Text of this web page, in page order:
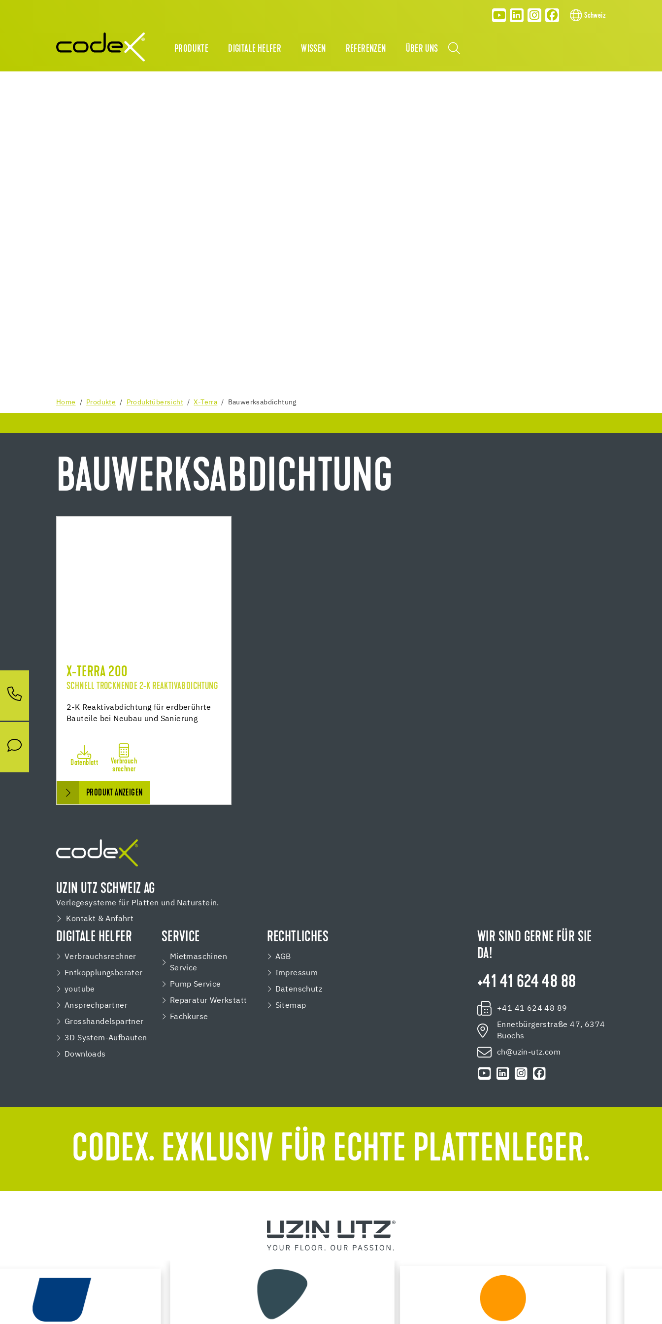
Schweiz
PRODUKTE DIGITALE HELFER WISSEN REFERENZEN ÜBER UNS
Home Produkte Produktübersicht X-Terra Bauwerksabdichtung
BAUWERKSABDICHTUNG
X-TERRA 200
SCHNELL TROCKNENDE 2-K REAKTIVABDICHTUNG
2-K Reaktivabdichtung für erdberührte
Bauteile bei Neubau und Sanierung
Datenblatt
Verbrauch
srechner
PRODUKT ANZEIGEN
UZIN UTZ SCHWEIZ AG
Verlegesysteme für Platten und Naturstein.
Kontakt & Anfahrt
DIGITALE HELFER
Verbrauchsrechner
Entkopplungsberater
youtube
Ansprechpartner
Grosshandelspartner
3D System-Aufbauten
Downloads
SERVICE
Mietmaschinen
Service
Pump Service
Reparatur Werkstatt
Fachkurse
RECHTLICHES
AGB
Impressum
Datenschutz
Sitemap
WIR SIND GERNE FÜR SIE
DA!
+41 41 624 48 88
+41 41 624 48 89
Ennetbürgerstraße 47, 6374
Buochs
ch@uzin-utz.com
CODEX. EXKLUSIV FÜR ECHTE PLATTENLEGER.